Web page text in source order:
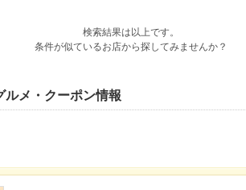
検索結果は以上です。
条件が似ているお店から探してみませんか？
ルメ・クーポン情報